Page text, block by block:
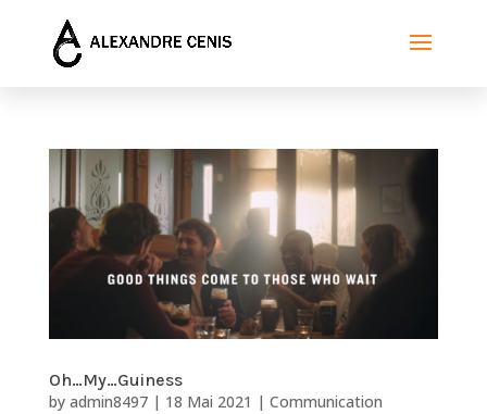
Oh…My…Guiness
by admin8497| 18 Mai 2021 | Communication